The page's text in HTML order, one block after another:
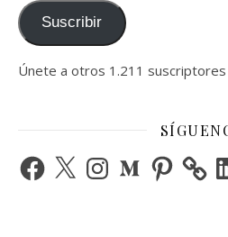
Suscribir
Únete a otros 1.211 suscriptores
Facebook
X InstagramMediumPinterest